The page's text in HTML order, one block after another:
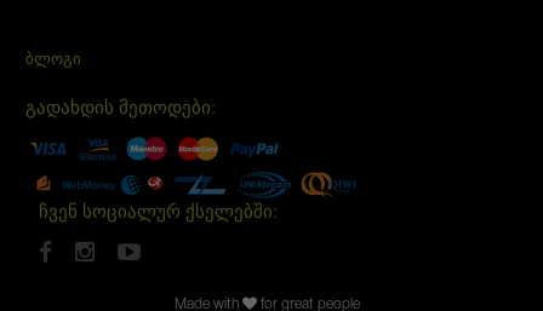
Made with for great people
ᲑᲚᲝᲒᲘ
გადახდის მეთოდები:
ჩვენ სოციალურ ქსელებში: